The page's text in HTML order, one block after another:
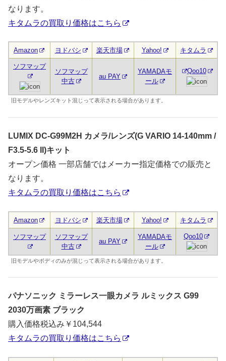
なります。
キタムラの買取り価格はこちら
Amazon ヨドバシ 楽天市場 Yahoo! キタムラ
ソフマップ
ソフマップ
中古
au PAY
YAMADAモ
ール
Qoo10
旧モデルやレンズキット混じって表示される場合があります。
LUMIX DC-G99M2H カメラ/レンズ(G VARIO 14-140mm /
F3.5-5.6 II)キット
オープン価格 一部店舗ではメーカー指定価格での販売と
なります。
キタムラの買取り価格はこちら
Amazon ヨドバシ 楽天市場 Yahoo! キタムラ
ソフマップ
ソフマップ
中古
au PAY
YAMADAモ
ール
Qoo10
旧モデルやボディのみが混じって表示される場合があります。
パナソニック ミラーレス一眼カメラ ルミックス G99
2030万画素 ブラック
購入価格税込み￥104,544
キタムラの買取り価格はこちら